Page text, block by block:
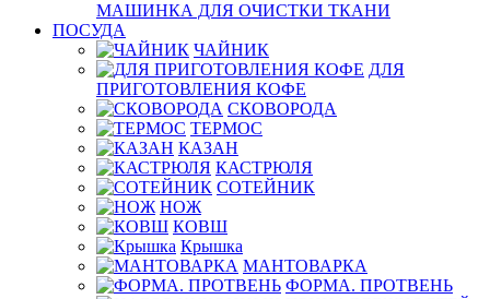
МАШИНКА ДЛЯ ОЧИСТКИ ТКАНИ
ПОСУДА
ЧАЙНИК
ДЛЯ
ПРИГОТОВЛЕНИЯ КОФЕ
СКОВОРОДА
ТЕРМОС
КАЗАН
КАСТРЮЛЯ
СОТЕЙНИК
НОЖ
КОВШ
Крышка
МАНТОВАРКА
ФОРМА. ПРОТВЕНЬ